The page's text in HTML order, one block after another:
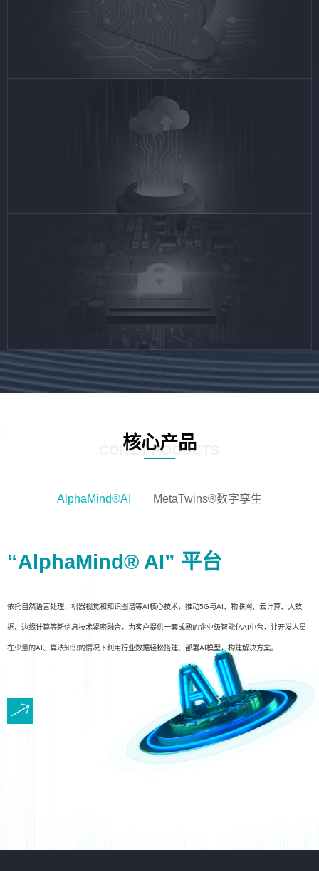
核心产品
CORE PRODUCTS
AlphaMind®AI MetaTwins®数字孪生
“AlphaMind® AI” 平台
依托自然语言处理，机器视觉和知识图谱等AI核心技术，推动5G与AI、物联网、云计算、大数
据、边缘计算等新信息技术紧密融合，为客户提供一套成熟的企业级智能化AI中台，让开发人员
在少量的AI、算法知识的情况下利用行业数据轻松搭建、部署AI模型，构建解决方案。